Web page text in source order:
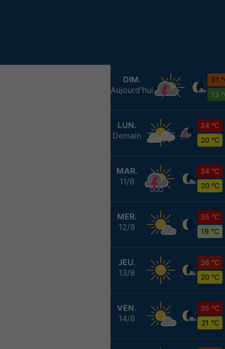
DIM.
Aujourd'hui
31
13
LUN.
Demain
34 °C
20 °C
MAR.
11/8
34 °C
20 °C
MER.
12/8
35 °C
19 °C
JEU.
13/8
36 °C
20 °C
VEN.
14/8
35 °C
21 °C